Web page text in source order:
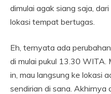
dimulai agak siang saja,
lokasi tempat bertugas.
Eh, ternyata ada
di mulai pukul 13.30 WITA.
in, mau langsung ke lokasi
sendirian di sana. Akhirnya